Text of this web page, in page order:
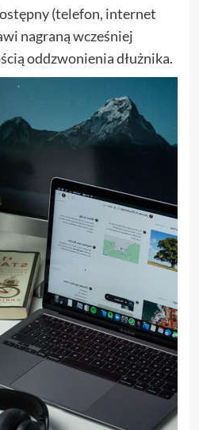
(telefon, internet
nagraną wcześniej
oddzwonienia dłużnika.